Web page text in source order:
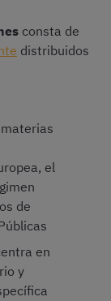
consta de
distribuidos
el
de
en
y